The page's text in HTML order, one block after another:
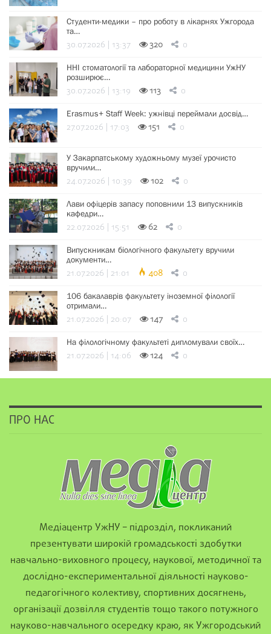
Студенти-медики – про роботу в лікарнях Ужгорода
та…
30.07.2026 | 13:37 320 0
ННІ стоматології та лабораторної медицини УжНУ
розширює…
30.07.2026 | 13:19 113 0
Erasmus+ Staff Week: ужнівці переймали досвід…
27.07.2026 | 17:03 151 0
У Закарпатському художньому музеї урочисто
вручили…
24.07.2026 | 10:39 102 0
Лави офіцерів запасу поповнили 13 випускників
кафедри…
22.07.2026 | 15:51 62 0
Випускникам біологічного факультету вручили
документи…
21.07.2026 | 21:01 408 0
106 бакалаврів факультету іноземної філології
отримали…
21.07.2026 | 20:07 147 0
На філологічному факультеті дипломували своїх…
21.07.2026 | 14:06 124 0
ПРО НАС
Медіацентр УжНУ – підрозділ, покликаний
презентувати широкій громадськості здобутки
навчально-виховного процесу, наукової, методичної та
дослідно-експериментальної діяльності науково-
педагогічного колективу, спортивних досягнень,
організації дозвілля студентів тощо такого потужного
науково-навчального осередку краю, як Ужгородський